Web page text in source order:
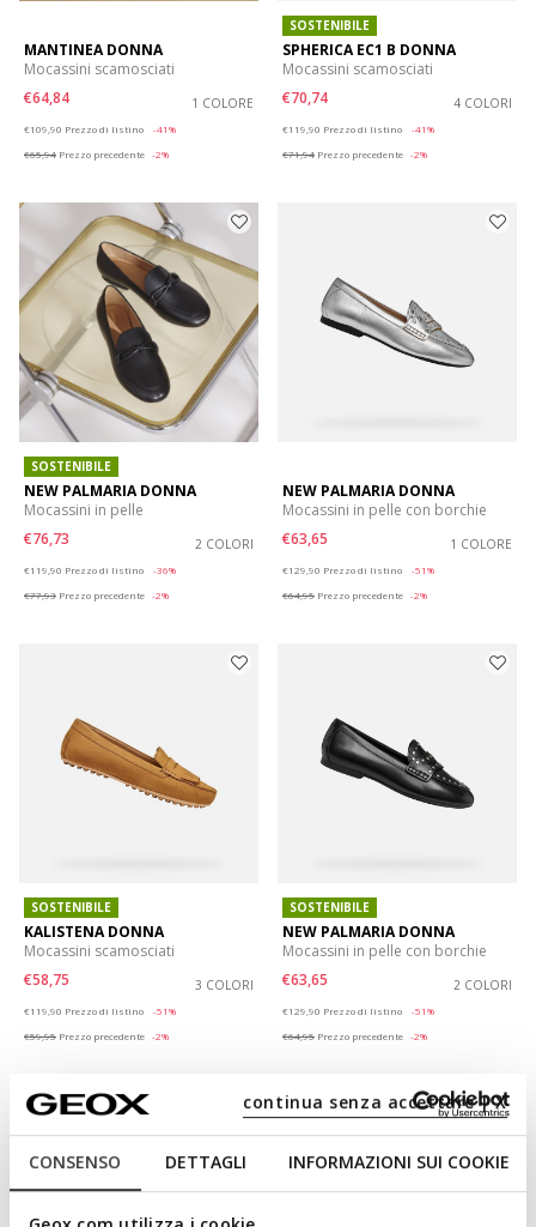
CONSENSO DETTAGLI INFORMAZIONI SUI COOKIE
continua senza accettare | X
MANTINEA DONNA
Mocassini scamosciati
€64,84
1 COLORE
€109,90 Prezzo di listino
-41%
€65,94 Prezzo precedente -2%
SOSTENIBILE
SPHERICA EC1 B DONNA
Mocassini scamosciati
€70,74
4 COLORI
€119,90 Prezzo di listino
-41%
€71,94 Prezzo precedente -2%
SOSTENIBILE
NEW PALMARIA DONNA
Mocassini in pelle
€76,73
2 COLORI
€119,90 Prezzo di listino
-36%
€77,93 Prezzo precedente -2%
NEW PALMARIA DONNA
Mocassini in pelle con borchie
€63,65
1 COLORE
€129,90 Prezzo di listino
-51%
€64,95 Prezzo precedente -2%
SOSTENIBILE
KALISTENA DONNA
Mocassini scamosciati
€58,75
3 COLORI
€119,90 Prezzo di listino
-51%
€59,95 Prezzo precedente -2%
SOSTENIBILE
NEW PALMARIA DONNA
Mocassini in pelle con borchie
€63,65
2 COLORI
€129,90 Prezzo di listino
-51%
€64,95 Prezzo precedente -2%